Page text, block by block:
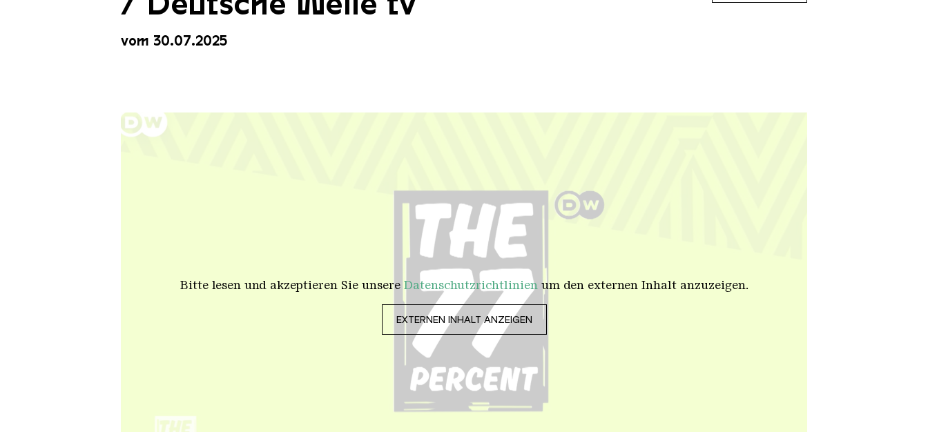
vom 30.07.2025
Bitte lesen und akzeptieren Sie unsere Datenschutzrichtlinienum den externen Inhalt anzuzeigen.
EXTERNEN INHALT ANZEIGEN